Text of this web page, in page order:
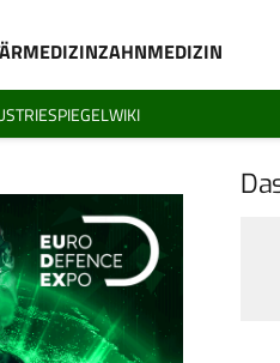
ZAHNMEDIZIN
WIKI